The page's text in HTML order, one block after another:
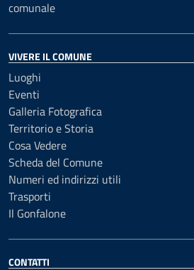
comunale
VIVERE IL COMUNE
Luoghi
Eventi
Galleria Fotografica
Territorio e Storia
Cosa Vedere
Scheda del Comune
Numeri ed indirizzi utili
Trasporti
Il Gonfalone
CONTATTI